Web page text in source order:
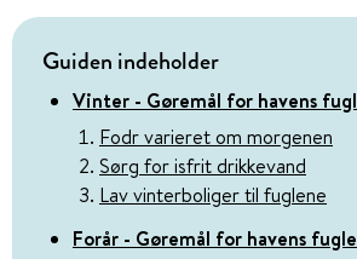
Guiden indeholder
Vinter - Gøremål for havens
Fodr varieret om morgenen
Sørg for isfrit drikkevand
Lav vinterboliger til fuglene
Forår - Gøremål for havens fugle